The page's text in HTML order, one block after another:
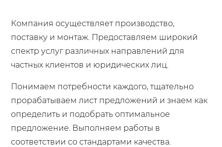
Компания осуществляет производство,
поставку и монтаж. Предоставляем широкий
спектр услуг различных направлений для
частных клиентов и юридических лиц.
Понимаем потребности каждого, тщательно
прорабатываем лист предложений и знаем как
определить и подобрать оптимальное
предложение. Выполняем работы в
соответствии со стандартами качества.